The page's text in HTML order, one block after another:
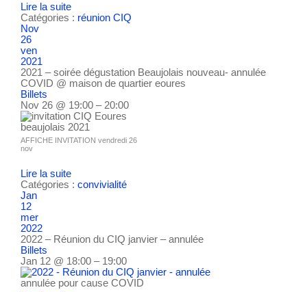
Lire la suite
Catégories : réunion CIQ
Nov
26
ven
2021
2021 – soirée dégustation Beaujolais nouveau- annulée
COVID @ maison de quartier eoures
Billets
Nov 26 @ 19:00 – 20:00
AFFICHE INVITATION vendredi 26
nov
Lire la suite
Catégories : convivialité
Jan
12
mer
2022
2022 – Réunion du CIQ janvier – annulée
Billets
Jan 12 @ 18:00 – 19:00
annulée pour cause COVID